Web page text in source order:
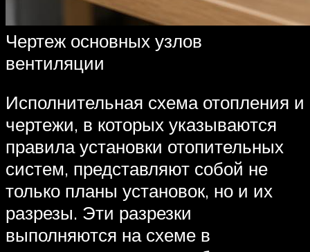
Чертеж основных узлов
вентиляции
Исполнительная схема отопления и
чертежи, в которых указываются
правила установки отопительных
систем, представляют собой не
только планы установок, но и их
разрезы. Эти разрезки
выполняются на схеме в